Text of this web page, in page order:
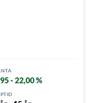
- 22,00 %